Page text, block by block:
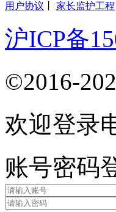
用户协议 家长监护工程
沪ICP备
©2016-
欢迎登录
账号密码